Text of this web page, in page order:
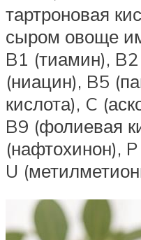
тартроновая
сыром овоще
B1 (тиамин),
(ниацин), B5
кислота), C
B9 (фолиевая
(нафтохинон),
U